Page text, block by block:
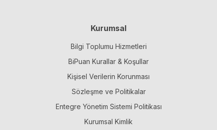
Kurumsal
Bilgi Toplumu Hizmetleri
BiPuan Kurallar & Koşullar
Kişisel Verilerin Korunması
Sözleşme ve Politikalar
Entegre Yönetim Sistemi Politikası
Kurumsal Kimlik